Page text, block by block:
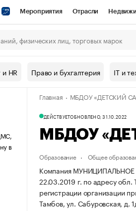
Мероприятия Отрасли
СПб Спецпроекты Проверка
Рынок наличной валюты
HR Право и бухгалтерия IT и
в
Главная МБДОУ «ДЕТСКИЙ
ДЕЙСТВУЕТОБНОВЛЕНО, 31.10.2022
МБДОУ
Образование Общее
Компания
22.03.2019 г. по адресу обл.
регистрации организации
Тамбов, ул. Сабуровская, д.